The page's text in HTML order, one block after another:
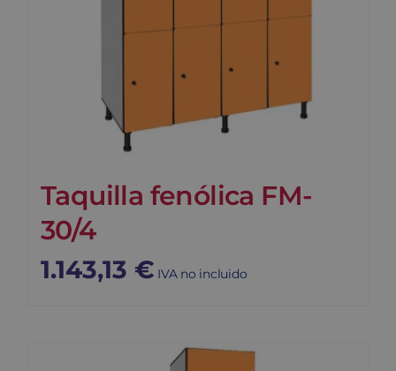
Taquilla fenólica FM-
30/4
1.143,13 € IVA no incluido